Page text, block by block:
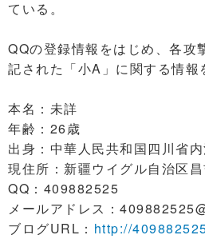
ている。
QQの登録情報をはじめ、各攻
記された「小A」に関する情報
本名：未詳
年齢：26歳
出身：中華人民共和国四川省
現住所：新疆ウイグル自治区
QQ：409882525
メールアドレス：
ブログURL： http://